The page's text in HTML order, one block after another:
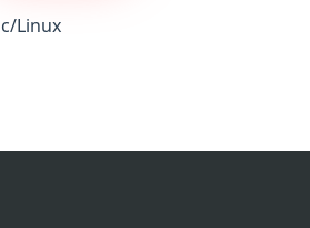
Linux